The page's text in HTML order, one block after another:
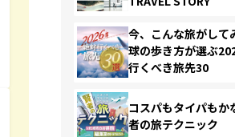
今、こんな旅がして
球の歩き方が選ぶ
行くべき旅先30
コスパもタイパもか
者の旅テクニック